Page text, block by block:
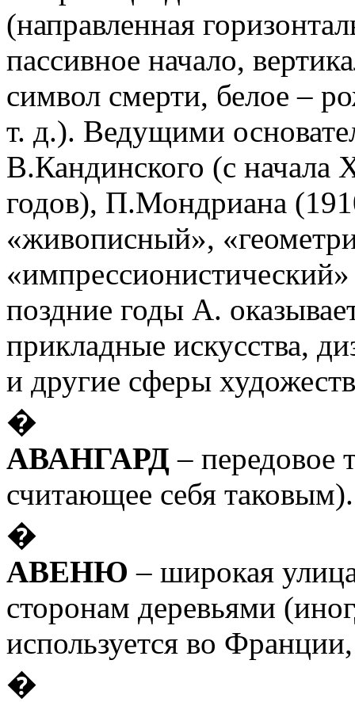
(направленная
пассивное начало,
символ смерти, белое –
т. д.). Ведущими
В.Кандинского (с начала
годов), П.Мондриана
«живописный»,
поздние годы А.
прикладные искусства,
и другие сферы
�
АВАНГАРД – передовое
считающее себя таковым).
�
АВЕНЮ – широкая
сторонам деревьями
используется во
�